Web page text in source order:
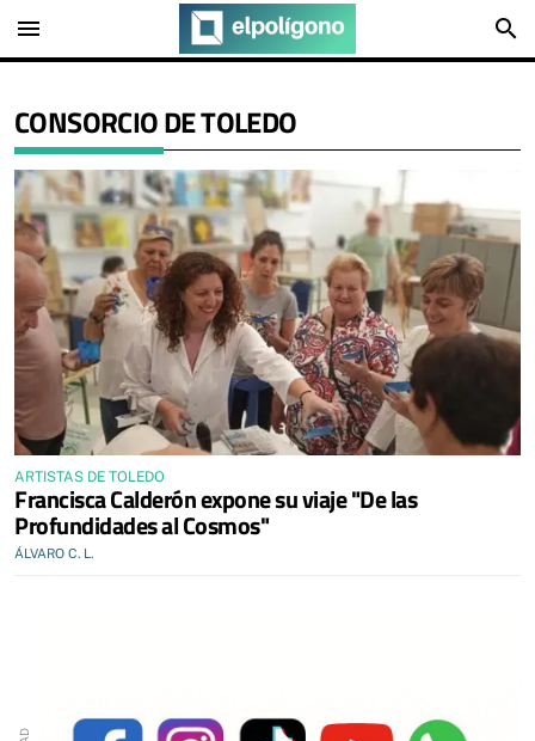
menu search
CONSORCIO DE TOLEDO
ARTISTAS DE TOLEDO
Francisca Calderón expone su viaje "De las
Profundidades al Cosmos"
ÁLVARO C. L.